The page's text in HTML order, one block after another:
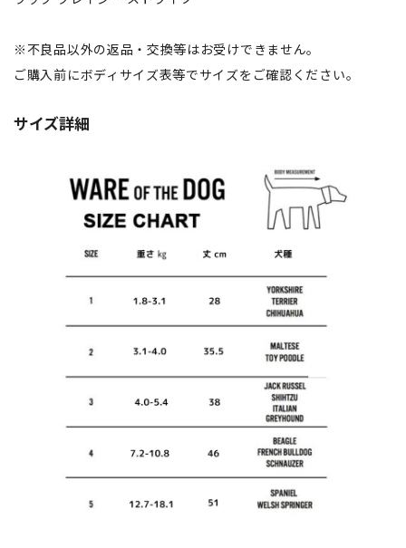
※不良品以外の返品・交換等はお受けできません。
ご購入前にボディサイズ表等でサイズをご確認ください。
サイズ詳細